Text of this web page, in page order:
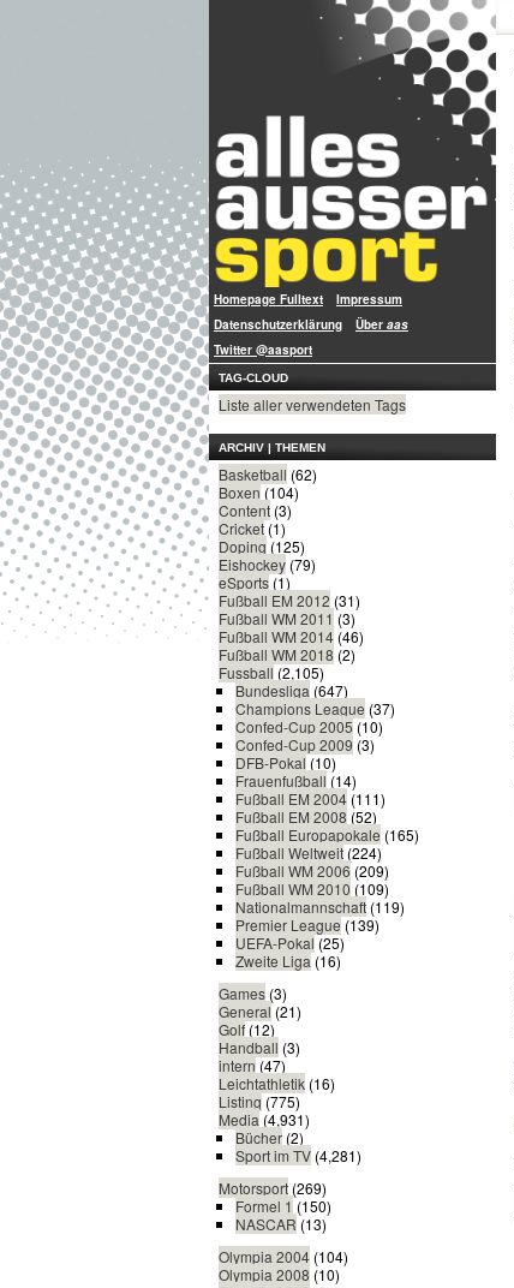
Homepage Fulltext
Impressum
Datenschutzerklärung
Über aas
Twitter @aasport
TAG-CLOUD
Liste aller verwendeten Tags
ARCHIV | THEMEN
Basketball (62)
Boxen (104)
Content (3)
Cricket (1)
Doping (125)
Eishockey (79)
eSports (1)
Fußball EM 2012 (31)
Fußball WM 2011 (3)
Fußball WM 2014 (46)
Fußball WM 2018 (2)
Fussball (2,105)
Bundesliga (647)
Champions League (37)
Confed-Cup 2005 (10)
Confed-Cup 2009 (3)
DFB-Pokal (10)
Frauenfußball (14)
Fußball EM 2004 (111)
Fußball EM 2008 (52)
Fußball Europapokale (165)
Fußball Weltweit (224)
Fußball WM 2006 (209)
Fußball WM 2010 (109)
Nationalmannschaft (119)
Premier League (139)
UEFA-Pokal (25)
Zweite Liga (16)
Games (3)
General (21)
Golf (12)
Handball (3)
intern (47)
Leichtathletik (16)
Listing (775)
Media (4,931)
Bücher (2)
Sport im TV (4,281)
Motorsport (269)
Formel 1 (150)
NASCAR (13)
Olympia 2004 (104)
Olympia 2008 (10)